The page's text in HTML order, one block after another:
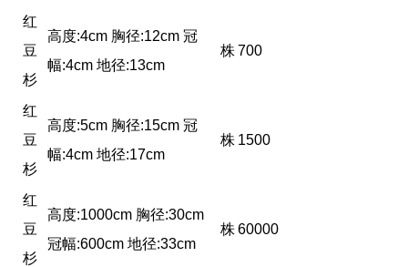
红
豆
杉
高度:4cm 胸径:12cm 冠
幅:4cm 地径:13cm
株700
红
豆
杉
高度:5cm 胸径:15cm 冠
幅:4cm 地径:17cm
株 1500
红
豆
杉
高度:1000cm 胸径:30cm
冠幅:600cm 地径:33cm
株60000